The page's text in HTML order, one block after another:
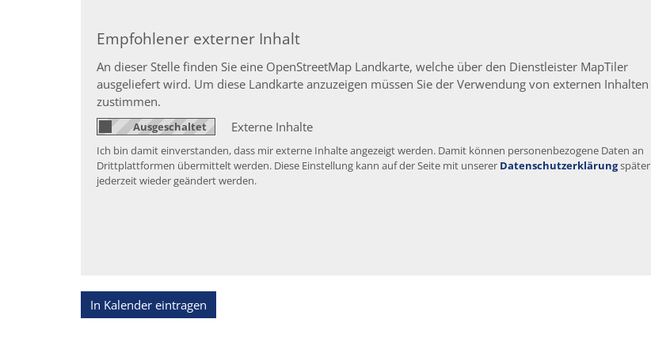
Empfohlener externer Inhalt
An dieser Stelle finden Sie eine OpenStreetMap Landkarte, welche über den Dienstleister MapTiler
ausgeliefert wird. Um diese Landkarte anzuzeigen müssen Sie der Verwendung von externen Inhalten
zustimmen.
Externe Inhalte
Ich bin damit einverstanden, dass mir externe Inhalte angezeigt werden. Damit können personenbezogene Daten an
Drittplattformen übermittelt werden. Diese Einstellung kann auf der Seite mit unserer Datenschutzerklärungspäter
jederzeit wieder geändert werden.
In Kalender eintragen